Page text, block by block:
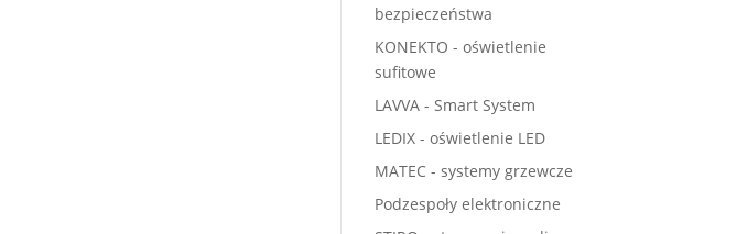
bezpieczeństwa
KONEKTO - oświetlenie
sufitowe
LAVVA - Smart System
LEDIX - oświetlenie LED
MATEC - systemy grzewcze
Podzespoły elektroniczne